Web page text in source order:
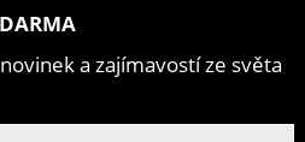
a zajímavostí ze světa